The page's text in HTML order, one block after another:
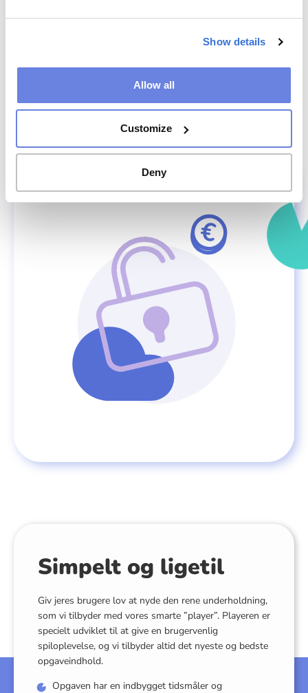
Show details
Allow all
Customize
Deny
hvor den store værdi er brugeroplevelser og optimale løsninger.
MERE OM AT FORØGE INDTÆGTER
ANMOD OM DEMO
Simpelt og ligetil
Giv jeres brugere lov at nyde den rene underholdning,
som vi tilbyder med vores smarte ”player”. Playeren er
specielt udviklet til at give en brugervenlig
spiloplevelse, og vi tilbyder altid det nyeste og bedste
opgaveindhold.
Opgaven har en indbygget tidsmåler og